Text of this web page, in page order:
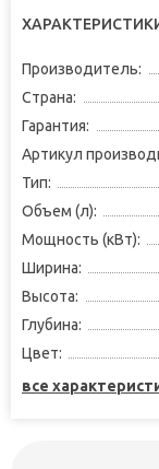
Производитель:
Страна:
Гарантия:
Артикул
Тип:
Объем (л):
Мощность (кВт):
Ширина:
Высота:
Глубина:
Цвет:
все